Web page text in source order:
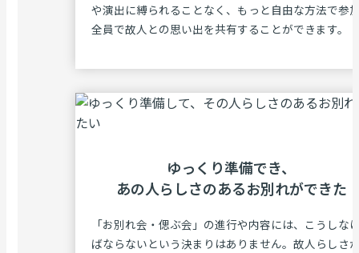
や演出に縛られることなく、もっと自由な方法で参
全員で故人との思い出を共有することができます。
ゆっくり準備でき、
あの⼈らしさのあるお別れができた
「お別れ会・偲ぶ会」の進行や内容には、こうしな
ばならないという決まりはありません。故人らしさ